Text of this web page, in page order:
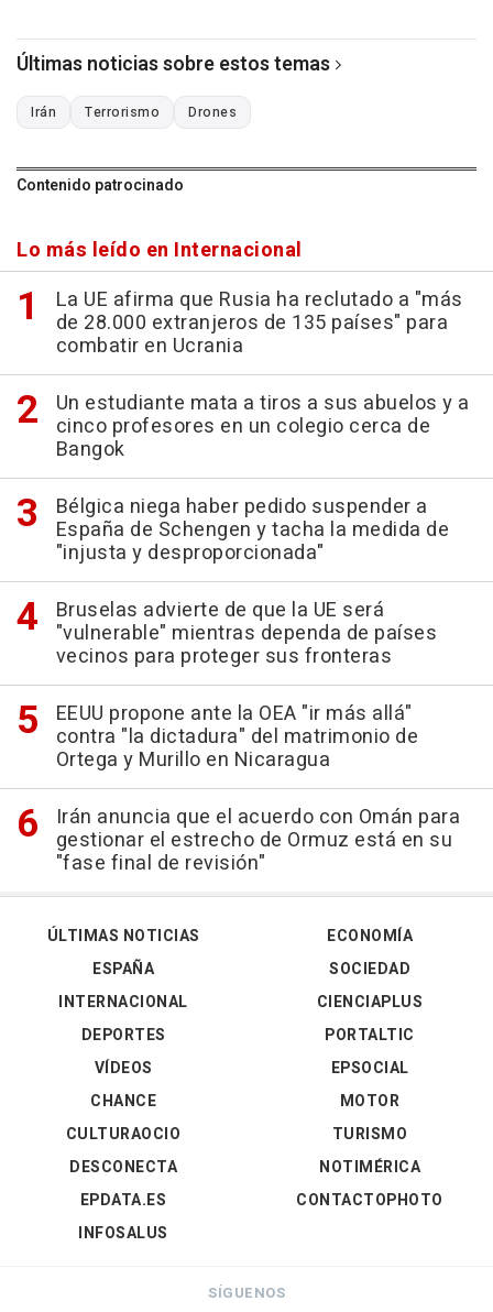
Últimas noticias sobre estos temas
Irán Terrorismo Drones
Contenido patrocinado
Lo más leído en Internacional
La UE afirma que Rusia ha reclutado a "más
de 28.000 extranjeros de 135 países" para
combatir en Ucrania
Un estudiante mata a tiros a sus abuelos y a
cinco profesores en un colegio cerca de
Bangok
Bélgica niega haber pedido suspender a
España de Schengen y tacha la medida de
"injusta y desproporcionada"
Bruselas advierte de que la UE será
"vulnerable" mientras dependa de países
vecinos para proteger sus fronteras
EEUU propone ante la OEA "ir más allá"
contra "la dictadura" del matrimonio de
Ortega y Murillo en Nicaragua
Irán anuncia que el acuerdo con Omán para
gestionar el estrecho de Ormuz está en su
"fase final de revisión"
ÚLTIMAS NOTICIAS
ESPAÑA
INTERNACIONAL
DEPORTES
VÍDEOS
ECONOMÍA
SOCIEDAD
CIENCIAPLUS
PORTALTIC
EPSOCIAL
CHANCE
CULTURAOCIO
DESCONECTA
EPDATA.ES
INFOSALUS
MOTOR
TURISMO
NOTIMÉRICA
CONTACTOPHOTO
SÍGUENOS